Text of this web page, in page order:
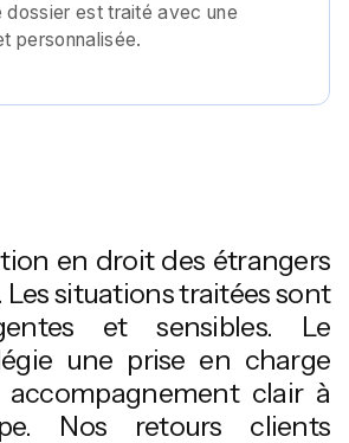
dossier est traité avec une
personnalisée.
en droit des étrangers
Les situations traitées sont
et sensibles. Le
une prise en charge
clair à
Nos retours clients